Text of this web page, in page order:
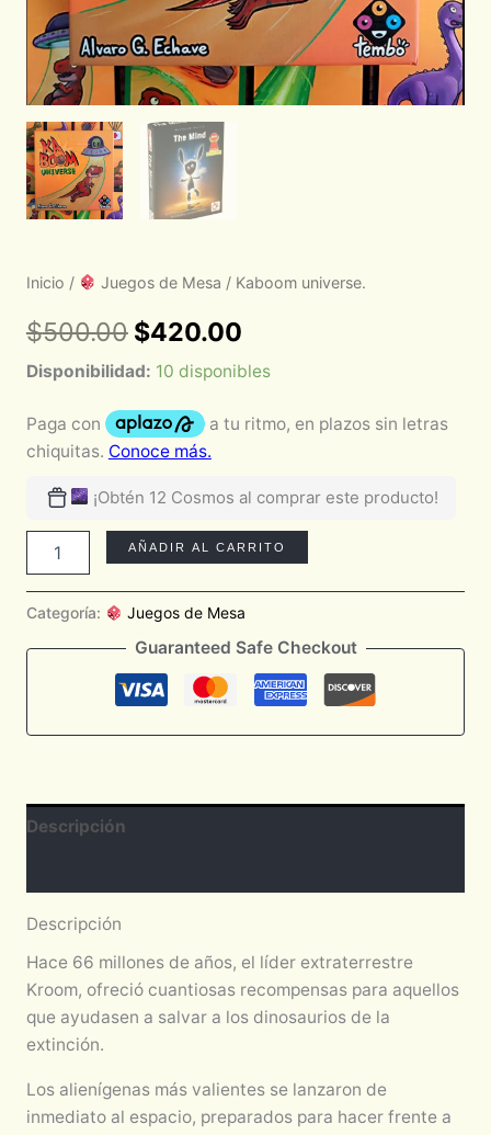
Inicio / Juegos de Mesa / Kaboom universe.
$500.00 $420.00
Disponibilidad: 10 disponibles
¡Obtén 12 Cosmos al comprar este producto!
AÑADIR AL CARRITO
Categoría: Juegos de Mesa
Guaranteed Safe Checkout
Descripción
Descripción
Hace 66 millones de años, el líder extraterrestre
Kroom, ofreció cuantiosas recompensas para aquellos
que ayudasen a salvar a los dinosaurios de la
extinción.
Los alienígenas más valientes se lanzaron de
inmediato al espacio, preparados para hacer frente a